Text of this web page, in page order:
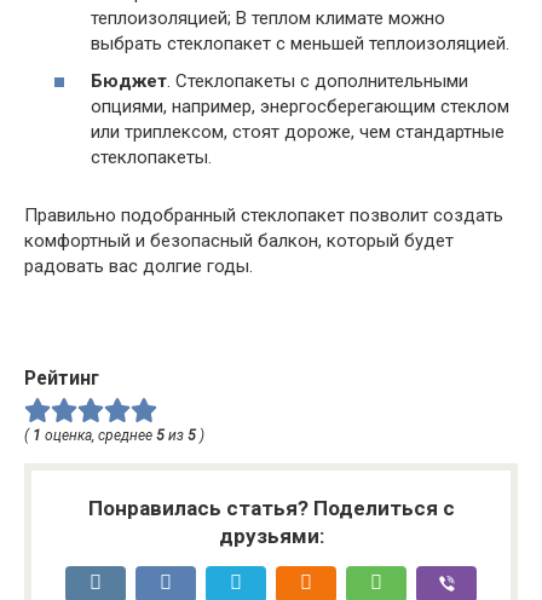
теплоизоляцией; В теплом климате можно
выбрать стеклопакет с меньшей теплоизоляцией.
Бюджет. Стеклопакеты с дополнительными
опциями, например, энергосберегающим стеклом
или триплексом, стоят дороже, чем стандартные
стеклопакеты.
Правильно подобранный стеклопакет позволит создать
комфортный и безопасный балкон, который будет
радовать вас долгие годы.
Рейтинг
( 1 оценка, среднее 5 из 5 )
Понравилась статья? Поделиться с
друзьями: